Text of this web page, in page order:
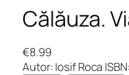
Călăuza.
€8.99
Autor: Iosif Roca